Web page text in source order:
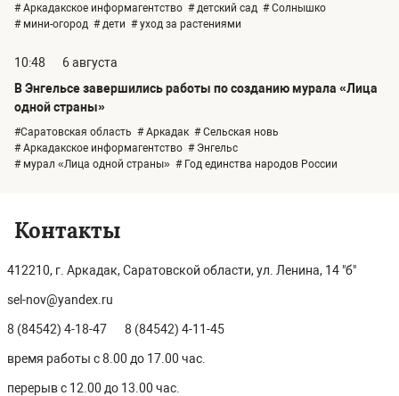
# Аркадакское информагентство # детский сад # Солнышко
# мини-огород # дети # уход за растениями
10:48
6 августа
В Энгельсе завершились работы по созданию мурала «Лица
одной страны»
#Саратовская область # Аркадак # Сельская новь
# Аркадакское информагентство # Энгельс
# мурал «Лица одной страны» # Год единства народов России
Контакты
412210, г. Аркадак, Саратовской области, ул. Ленина, 14 "б"
sel-nov@yandex.ru
8 (84542) 4-18-47 8 (84542) 4-11-45
время работы с 8.00 до 17.00 час.
перерыв с 12.00 до 13.00 час.